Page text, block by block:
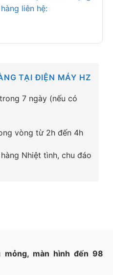
liên hệ:
TẠI ĐIỆN MÁY HZ
7 ngày (nếu có
vòng từ 2h đến 4h
Nhiệt tình, chu đáo
mỏng, màn hình đến 98